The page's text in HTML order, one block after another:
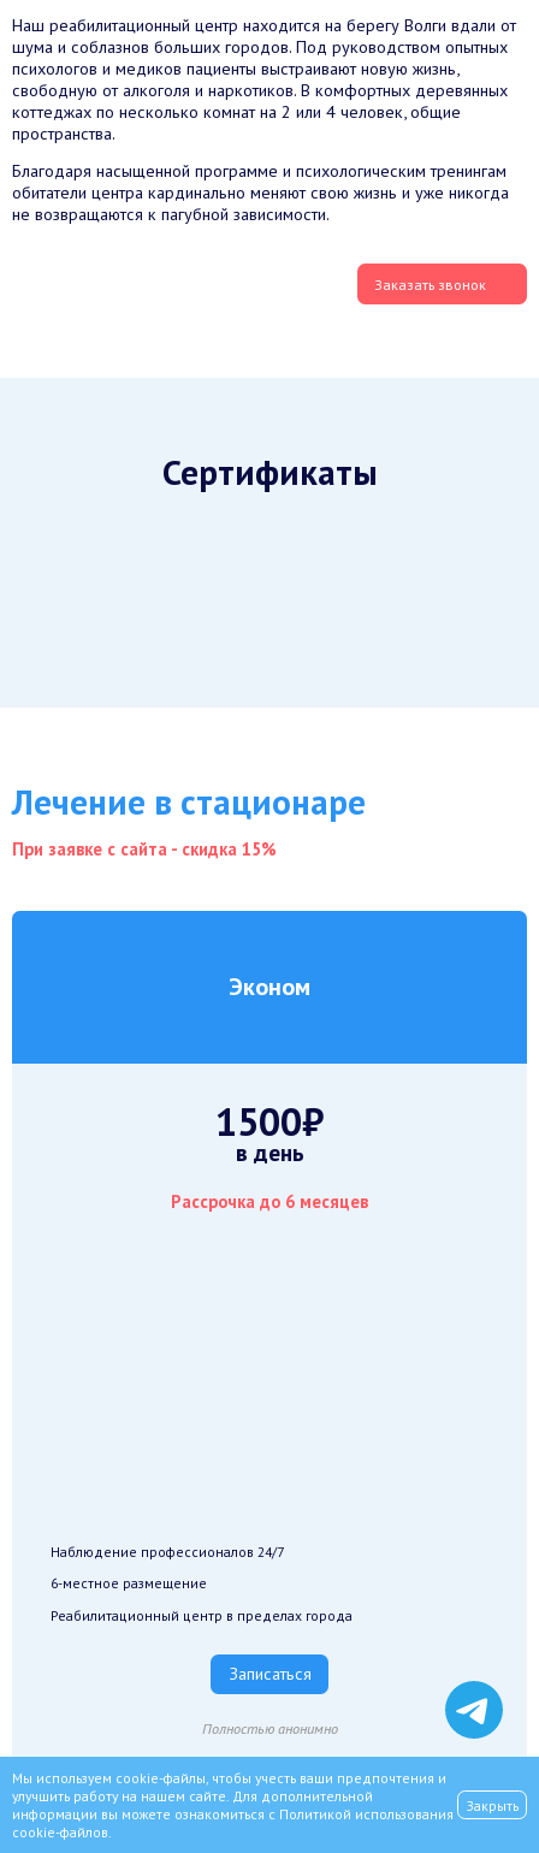
Наш реабилитационный центр находится на берегу Волги вдали от
шума и соблазнов больших городов. Под руководством опытных
психологов и медиков пациенты выстраивают новую жизнь,
свободную от алкоголя и наркотиков. В комфортных деревянных
коттеджах по несколько комнат на 2 или 4 человек, общие
пространства.
Благодаря насыщенной программе и психологическим тренингам
обитатели центра кардинально меняют свою жизнь и уже никогда
не возвращаются к пагубной зависимости.
Заказать звонок
Сертификаты
Лечение в стационаре
При заявке с сайта - скидка 15%
Эконом
1500₽
в день
Рассрочка до 6 месяцев
Наблюдение профессионалов 24/7
6-местное размещение
Реабилитационный центр в пределах города
Записаться
Полностью анонимно
Мы используем cookie-файлы, чтобы учесть ваши предпочтения и
улучшить работу на нашем сайте. Для дополнительной
информации вы можете ознакомиться с Политикой использования
cookie-файлов.
Закрыть